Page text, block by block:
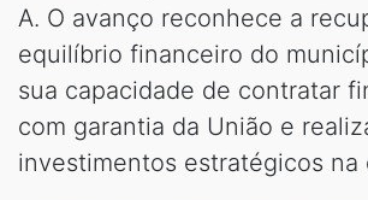
A. O avanço reconhece a
equilíbrio financeiro do
sua capacidade de contratar
com garantia da União e
investimentos estratégicos na